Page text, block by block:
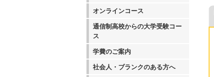
オンラインコース
通信制高校からの大学受験コー
ス
学費のご案内
社会人・ブランクのある方へ